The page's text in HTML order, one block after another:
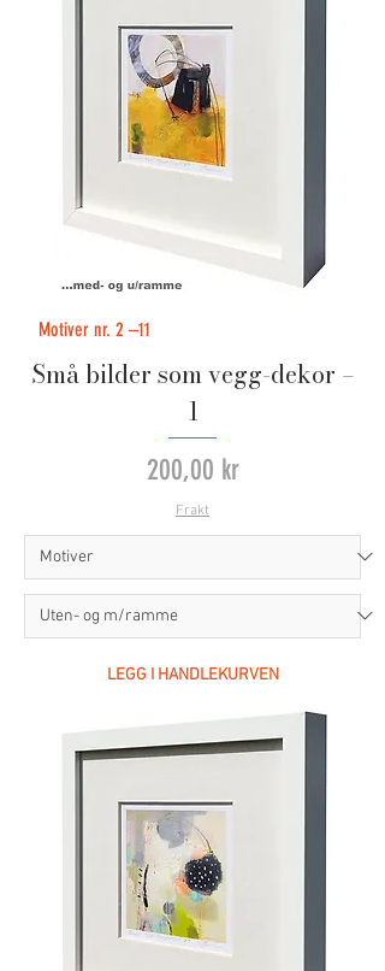
Motiver nr. 2 –11
Små bilder som vegg-dekor –
1
Pris
200,00 kr
Frakt
LEGG I HANDLEKURVEN